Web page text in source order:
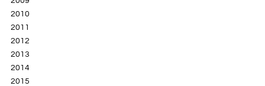
2010
2011
2012
2013
2014
2015